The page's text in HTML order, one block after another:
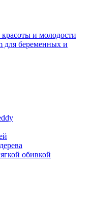
и молодости
для беременных и
обивкой